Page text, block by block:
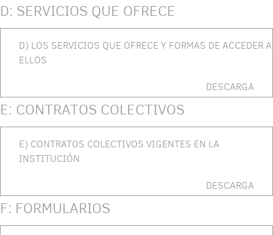
D: SERVICIOS QUE OFRECE
D) LOS SERVICIOS QUE OFRECE Y FORMAS DE ACCEDER A
ELLOS
DESCARGA
E: CONTRATOS COLECTIVOS
E) CONTRATOS COLECTIVOS VIGENTES EN LA
INSTITUCIÓN
DESCARGA
F: FORMULARIOS